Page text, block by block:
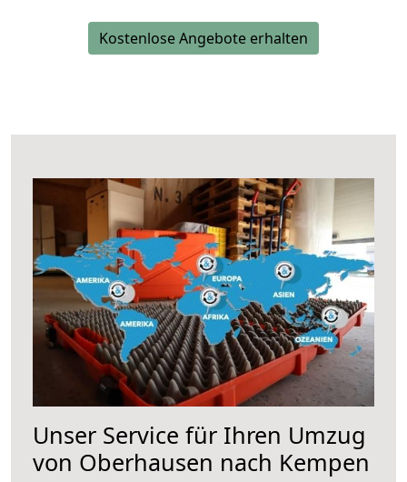
Kostenlose Angebote erhalten
Unser Service für Ihren Umzug
von Oberhausen nach Kempen